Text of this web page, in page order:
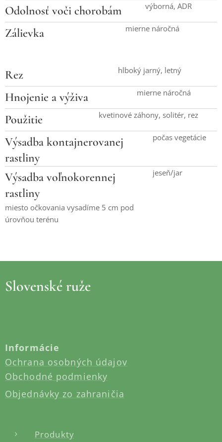
Odolnosť voči chorobám výborná, ADR
Zálievka mierne náročná
Rez hlboký jarný, letný
Hnojenie a výživa mierne náročná
Použitie kvetinové záhony, solitér, rez
Výsadba kontajnerovanej
rastliny
počas vegetácie
Výsadba voľnokorennej
rastliny
miesto očkovania vysadíme 5 cm pod
úrovňou terénu
jeseň/jar
Slovenské ruže
Informácie
Ochrana osobných údajov
Obchodné podmienky
Objednávky zo zahraničia
Produkty